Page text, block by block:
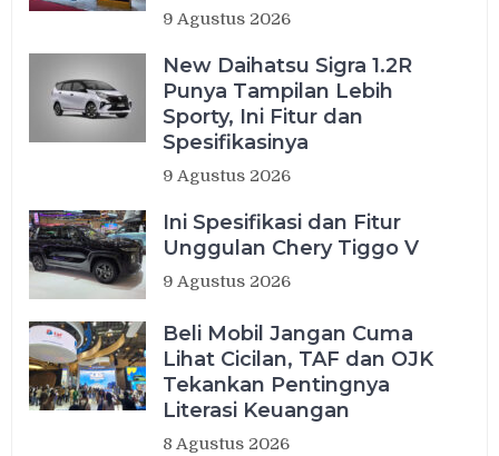
9 Agustus 2026
New Daihatsu Sigra 1.2R
Punya Tampilan Lebih
Sporty, Ini Fitur dan
Spesifikasinya
9 Agustus 2026
Ini Spesifikasi dan Fitur
Unggulan Chery Tiggo V
9 Agustus 2026
Beli Mobil Jangan Cuma
Lihat Cicilan, TAF dan OJK
Tekankan Pentingnya
Literasi Keuangan
8 Agustus 2026